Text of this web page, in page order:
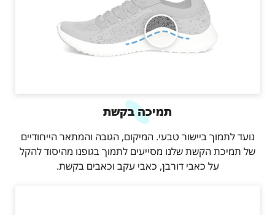
תמיכה בקשת
נועד לתמוך ביישור טבעי. המיקום, הגובה והמתאר הייחודיים
של תמיכת הקשת שלנו מסייעים לתמוך בגופנו מהיסוד להקל
על כאבי דורבן, כאבי עקב וכאבים בקשת.